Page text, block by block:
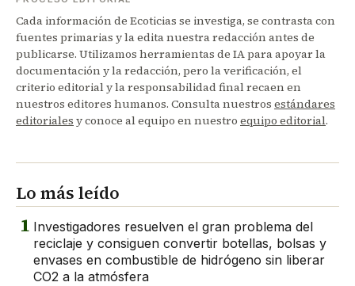
Cada información de Ecoticias se investiga, se contrasta con
fuentes primarias y la edita nuestra redacción antes de
publicarse. Utilizamos herramientas de IA para apoyar la
documentación y la redacción, pero la verificación, el
criterio editorial y la responsabilidad final recaen en
nuestros editores humanos. Consulta nuestros estándares
editoriales y conoce al equipo en nuestro equipo editorial.
Lo más leído
1 Investigadores resuelven el gran problema del
reciclaje y consiguen convertir botellas, bolsas y
envases en combustible de hidrógeno sin liberar
CO2 a la atmósfera